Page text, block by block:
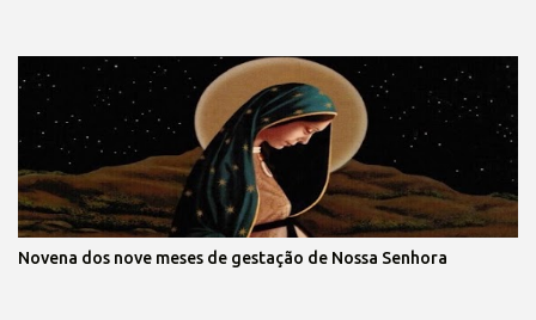
Novena dos nove meses de gestação de Nossa Senhora